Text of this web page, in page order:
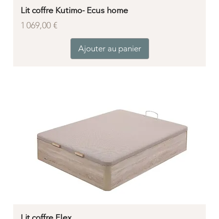
Lit coffre Kutimo- Ecus home
Prix
1 069,00 €
Ajouter au panier